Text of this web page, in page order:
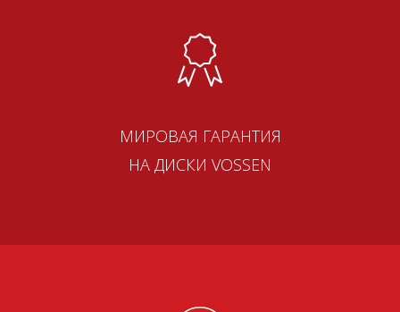
МИРОВАЯ ГАРАНТИЯ
НА ДИСКИ VOSSEN